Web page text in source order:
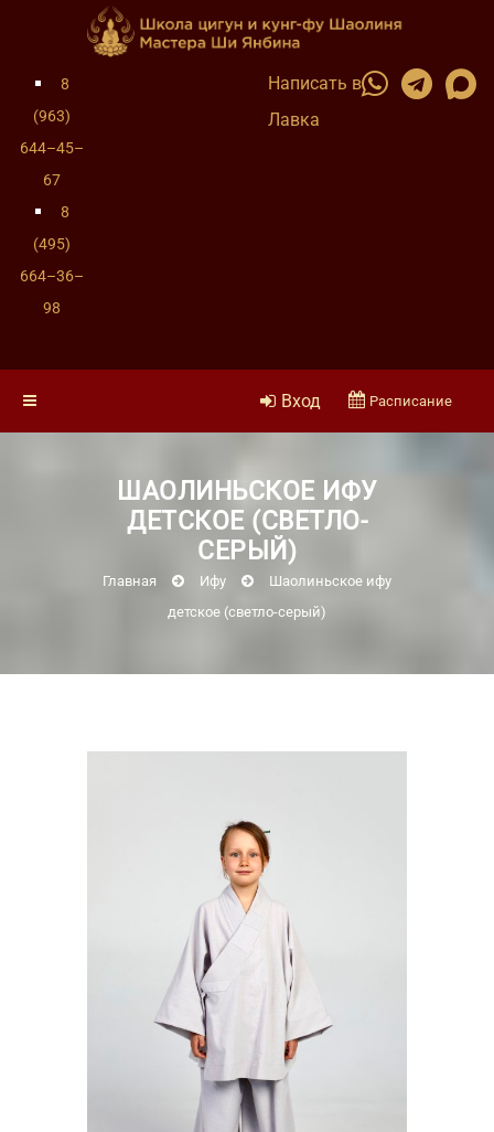
8
(963)
644–45–
67
8
(495)
664–36–
98
Написать в
Лавка
Вход Расписание
ШАОЛИНЬСКОЕ ИФУ
ДЕТСКОЕ (СВЕТЛО-
СЕРЫЙ)
Главная Ифу
Шаолиньское ифу
детское (светло-серый)